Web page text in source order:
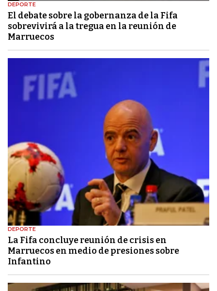
DEPORTE
El debate sobre la gobernanza de la Fifa
sobrevivirá a la tregua en la reunión de
Marruecos
DEPORTE
La Fifa concluye reunión de crisis en
Marruecos en medio de presiones sobre
Infantino